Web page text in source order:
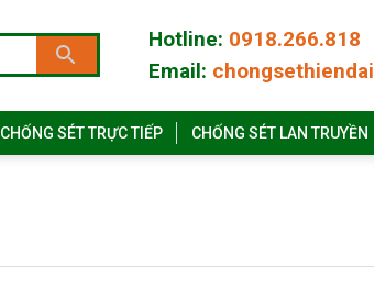
Hotline: 0918.266.818
Email:
CHỐNG SÉT TRỰC TIẾP CHỐNG SÉT LAN TRUYỀN